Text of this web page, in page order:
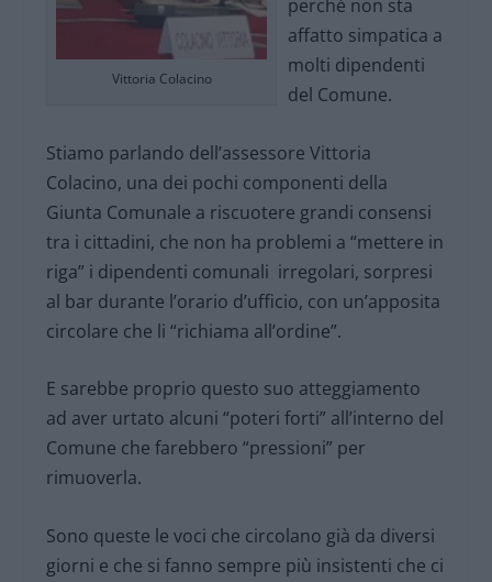
Vittoria Colacino
perché non sta
affatto simpatica a
molti dipendenti
del Comune.
Stiamo parlando dell’assessore Vittoria
Colacino, una dei pochi componenti della
Giunta Comunale a riscuotere grandi consensi
tra i cittadini, che non ha problemi a “mettere in
riga” i dipendenti comunali irregolari, sorpresi
al bar durante l’orario d’ufficio, con un’apposita
circolare che li “richiama all’ordine”.
E sarebbe proprio questo suo atteggiamento
ad aver urtato alcuni “poteri forti” all’interno del
Comune che farebbero “pressioni” per
rimuoverla.
Sono queste le voci che circolano già da diversi
giorni e che si fanno sempre più insistenti che ci